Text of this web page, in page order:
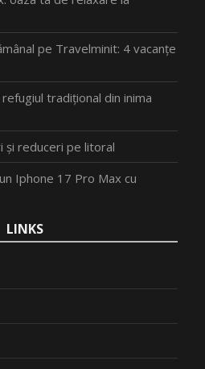
pe Travelminit: 4 vacanțe
tradițional din inima
și reduceri pe litoral
Iphone 17 Pro Max cu
LINKS